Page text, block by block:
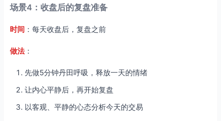
场景4：收盘后的复盘准备
时间 ：每天收盘后，复盘之前
做法：
先做5分钟丹田呼吸，释放一天的情绪
让内心平静后，再开始复盘
以客观、平静的心态分析今天的交易